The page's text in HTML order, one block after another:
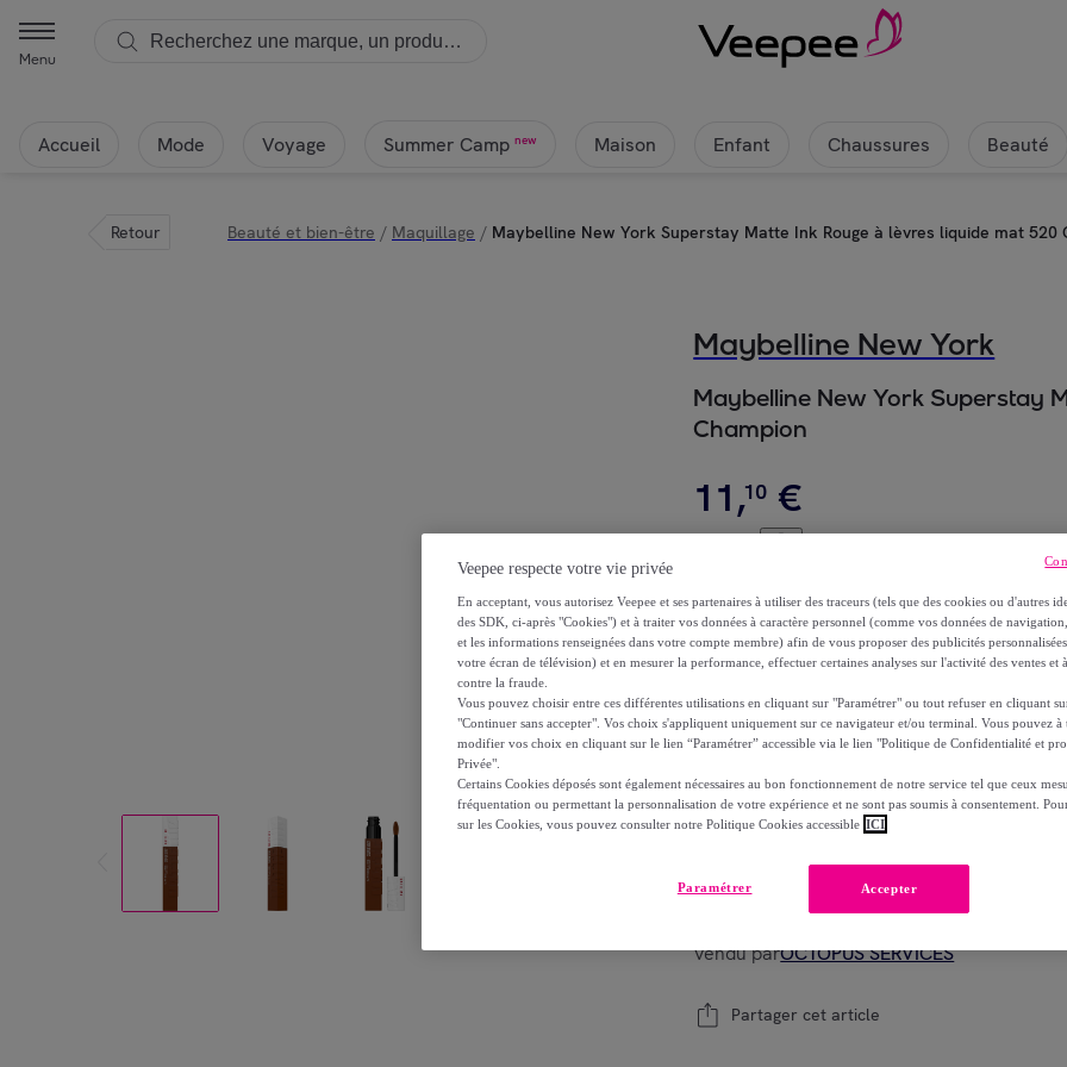
Menu
Accueil Mode Voyage Summer Camp new Maison Enfant Chaussures Beauté
Retour Beauté et bien-être / Maquillage / Maybelline New York Superstay Matte Ink Rouge à lèvres liquide mat 520
Maybelline New York
Maybelline New York Superstay
Champion
11,10 €
Choisissez votre modèle
70
AMAZONIAN
15 LOVER 155 SAVANT 60
Maybelline New York Superstay
1 Ajouter au panier
Vendu parOCTOPUS SERVICES
Partager cet article
Veepee respecte votre vie privée
En acceptant, vous autorisez Veepee et ses partenaires à utiliser des traceurs (tels que des cookies ou d'autres
des SDK, ci-après "Cookies") et à traiter vos données à caractère personnel (comme vos données de
et les informations renseignées dans votre compte membre) afin de vous proposer des publicités
votre écran de télévision) et en mesurer la performance, effectuer certaines analyses sur l'activité des ventes et
contre la fraude.
Vous pouvez choisir entre ces différentes utilisations en cliquant sur "Paramétrer" ou tout refuser en cliquant
"Continuer sans accepter". Vos choix s'appliquent uniquement sur ce navigateur et/ou terminal. Vous pouvez
modifier vos choix en cliquant sur le lien “Paramétrer” accessible via le lien "Politique de Confidentialité et
Privée".
Certains Cookies déposés sont également nécessaires au bon fonctionnement de notre service tel que ceux
fréquentation ou permettant la personnalisation de votre expérience et ne sont pas soumis à consentement.
sur les Cookies, vous pouvez consulter notre Politique Cookies accessible ICI
Accepter
Paramétrer